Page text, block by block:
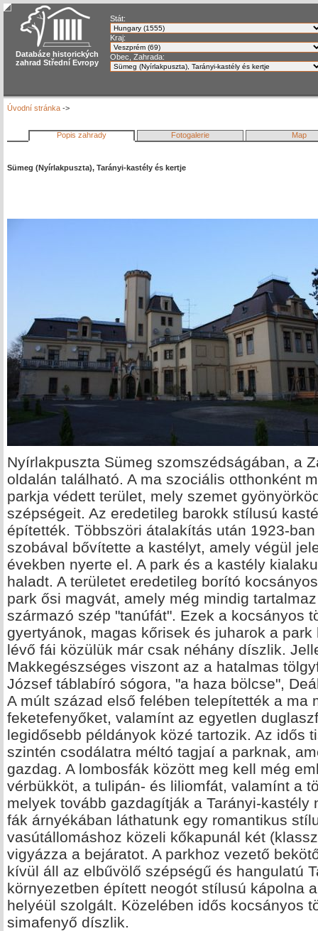
Databáze historických
zahrad Střední Evropy
Stát:
Kraj:
Obec, Zahrada:
Úvodní stránka ->
Popis zahrady Fotogalerie Map
Sümeg (Nyírlakpuszta), Tarányi-kastély és kertje
Nyírlakpuszta Sümeg szomszédságában, a
oldalán található. A ma szociális otthonként
parkja védett terület, mely szemet
szépségeit. Az eredetileg barokk stílusú
építették. Többszöri átalakítás után 1923-
szobával bővítette a kastélyt, amely végül
években nyerte el. A park és a kastély
haladt. A területet eredetileg borító
park ősi magvát, amely még mindig
származó szép "tanúfát". Ezek a kocsányos
gyertyánok, magas kőrisek és juharok a
lévő fái közülük már csak néhány díszlik.
Makkegészséges viszont az a hatalmas
József táblabíró sógora, "a haza bölcse",
A múlt század első felében telepítették a ma
feketefenyőket, valamínt az egyetlen
legidősebb példányok közé tartozik. Az idős
szintén csodálatra méltó tagjaí a parknak,
gazdag. A lombosfák között meg kell még
vérbükköt, a tulipán- és liliomfát, valamínt a
melyek tovább gazdagítják a Tarányi-kastély
fák árnyékában láthatunk egy romantikus
vasútállomáshoz közeli kőkapunál két
vigyázza a bejáratot. A parkhoz vezető
kívül áll az elbűvölő szépségű és hangulatú
környezetben épített neogót stílusú kápolna
helyéül szolgált. Közelében idős kocsányos
simafenyő díszlik.